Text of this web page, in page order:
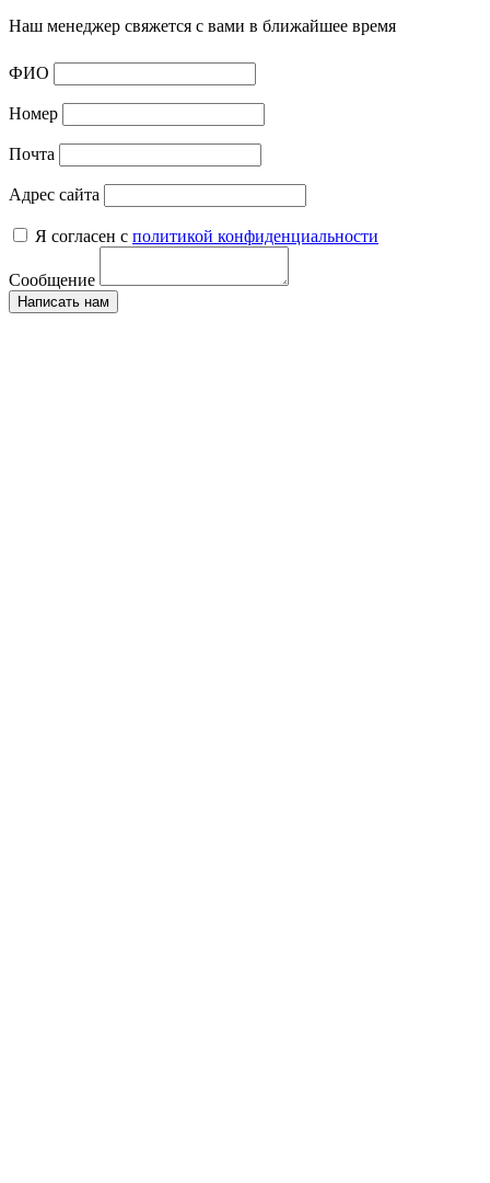
Наш менеджер свяжется с вами в ближайшее время
ФИО
Номер
Почта
Адрес сайта
Я согласен с политикой конфиденциальности
Сообщение
Написать нам